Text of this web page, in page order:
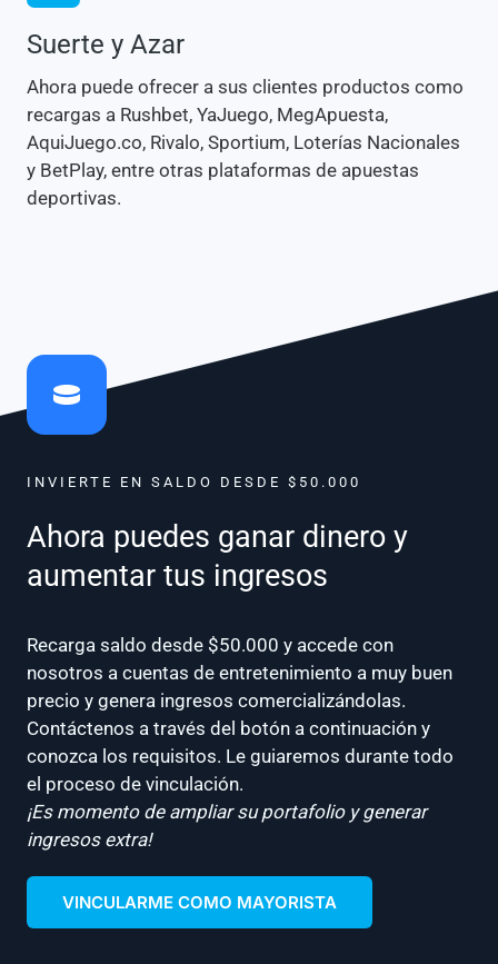
Suerte y Azar
Ahora puede ofrecer a sus clientes productos como
recargas a Rushbet, YaJuego, MegApuesta,
AquiJuego.co, Rivalo, Sportium, Loterías Nacionales
y BetPlay, entre otras plataformas de apuestas
deportivas.
INVIERTE EN SALDO DESDE $50.000
Ahora puedes ganar dinero y
aumentar tus ingresos
Recarga saldo desde $50.000 y accede con
nosotros a cuentas de entretenimiento a muy buen
precio y genera ingresos comercializándolas.
Contáctenos a través del botón a continuación y
conozca los requisitos. Le guiaremos durante todo
el proceso de vinculación.
¡Es momento de ampliar su portafolio y generar
ingresos extra!
VINCULARME COMO MAYORISTA